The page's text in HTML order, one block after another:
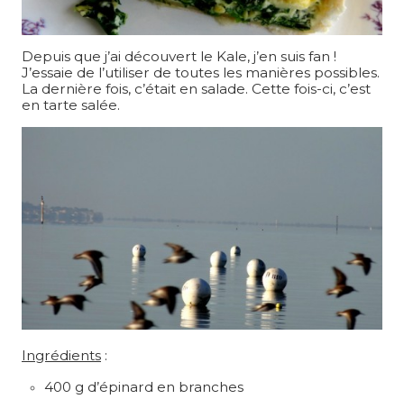
Depuis que j’ai découvert le Kale, j’en suis fan !
J’essaie de l’utiliser de toutes les manières possibles.
La dernière fois, c’était en salade. Cette fois-ci, c’est
en tarte salée.
Ingrédients :
400 g d’épinard en branches